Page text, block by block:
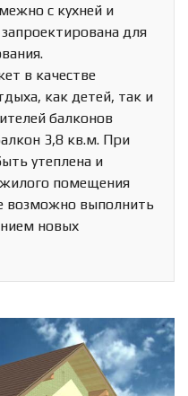
с кухней и
для
в качестве
как детей, так и
балконов
3,8 кв.м. При
утеплена и
жилого помещения
возможно выполнить
новых